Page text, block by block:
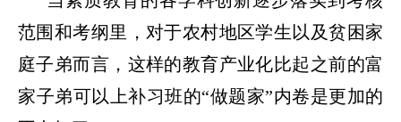
范围和考纲里，对于农村地区学生以及贫困家
庭子弟而言，这样的教育产业化比起之前的富
家子弟可以上补习班的“做题家”内卷是更加的